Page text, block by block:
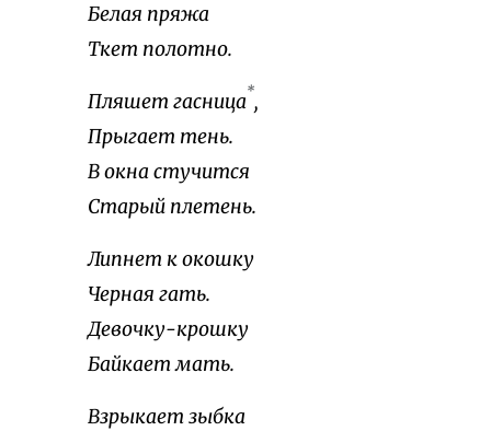
Белая пряжа
Ткет полотно.
Пляшет гасница*,
Прыгает тень.
В окна стучится
Старый плетень.
Липнет к окошку
Черная гать.
Девочку-крошку
Байкает мать.
Взрыкает зыбка